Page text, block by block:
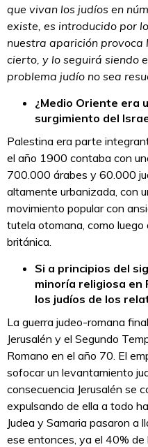
que vivan los judíos en
existe, es introducido por
nuestra aparición provoca
cierto, y lo seguirá siendo
problema judío no sea
¿Medio Oriente era
surgimiento del
Palestina era parte
el año 1900 contaba con
700.000 árabes y 60.000
altamente urbanizada, con
movimiento popular con
tutela otomana, como
británica.
Si a principios del
minoría religiosa en
los judíos de los
La guerra judeo-romana
Jerusalén y el Segundo
Romano en el año 70. El
sofocar un levantamiento
consecuencia Jerusalén se
expulsando de ella a todo
Judea y Samaria pasaron a
ese entonces, ya el 40% de